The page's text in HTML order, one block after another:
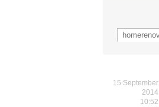
15 September
2014
10:52